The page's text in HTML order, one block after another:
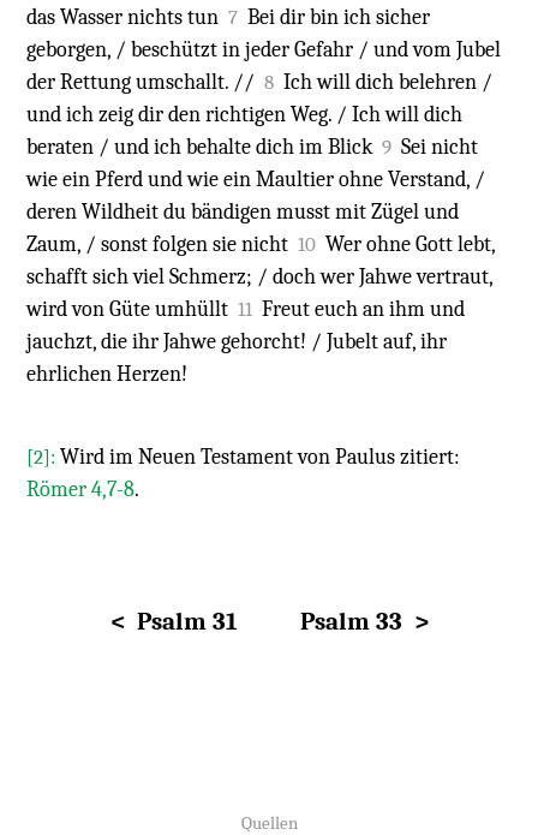
das Wasser nichts tun 7 Bei dir bin ich sicher
geborgen, / beschützt in jeder Gefahr / und vom Jubel
der Rettung umschallt. // 8 Ich will dich belehren /
und ich zeig dir den richtigen Weg. / Ich will dich
beraten / und ich behalte dich im Blick 9 Sei nicht
wie ein Pferd und wie ein Maultier ohne Verstand, /
deren Wildheit du bändigen musst mit Zügel und
Zaum, / sonst folgen sie nicht 10 Wer ohne Gott lebt,
schafft sich viel Schmerz; / doch wer Jahwe vertraut,
wird von Güte umhüllt 11 Freut euch an ihm und
jauchzt, die ihr Jahwe gehorcht! / Jubelt auf, ihr
ehrlichen Herzen!
[2]: Wird im Neuen Testament von Paulus zitiert:
Römer 4,7-8.
< Psalm 31 Psalm 33 >
Quellen